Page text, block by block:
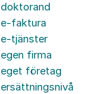
doktorand
e-faktura
e-tjänster
egen firma
eget företag
ersättningsnivå